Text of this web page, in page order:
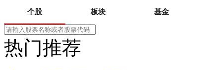
个股 板块 基金
热门推荐